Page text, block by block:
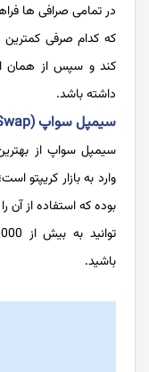
در تمامی صرافی‌ ها
که کدام صرفی کمترین
کند و سپس از همان
داشته باشد.
سیمپل سواپ (SimpleSwap)
سیمپل سواپ از بهترین
وارد به بازار کریپتو
بوده که استفاده از
باشید.